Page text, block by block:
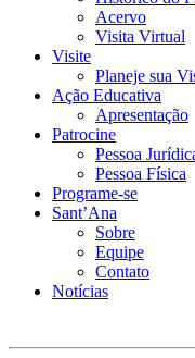
Acervo
Visita Virtual
Visite
Planeje sua
Ação Educativa
Apresentação
Patrocine
Pessoa
Pessoa Física
Programe-se
Sant’Ana
Sobre
Equipe
Contato
Notícias